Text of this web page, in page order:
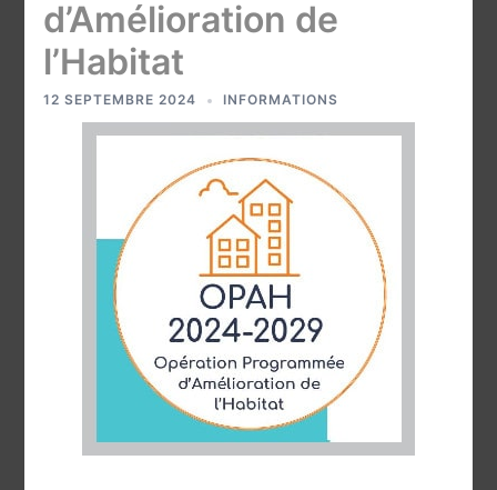
d’Amélioration de
l’Habitat
12 SEPTEMBRE 2024 INFORMATIONS